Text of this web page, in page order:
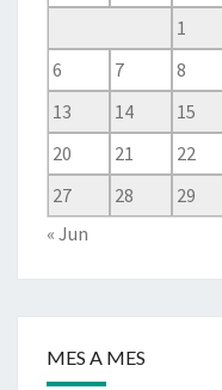
1
6
7 8
13
14 15
20
21 22
27
28 29
« Jun
MES A MES